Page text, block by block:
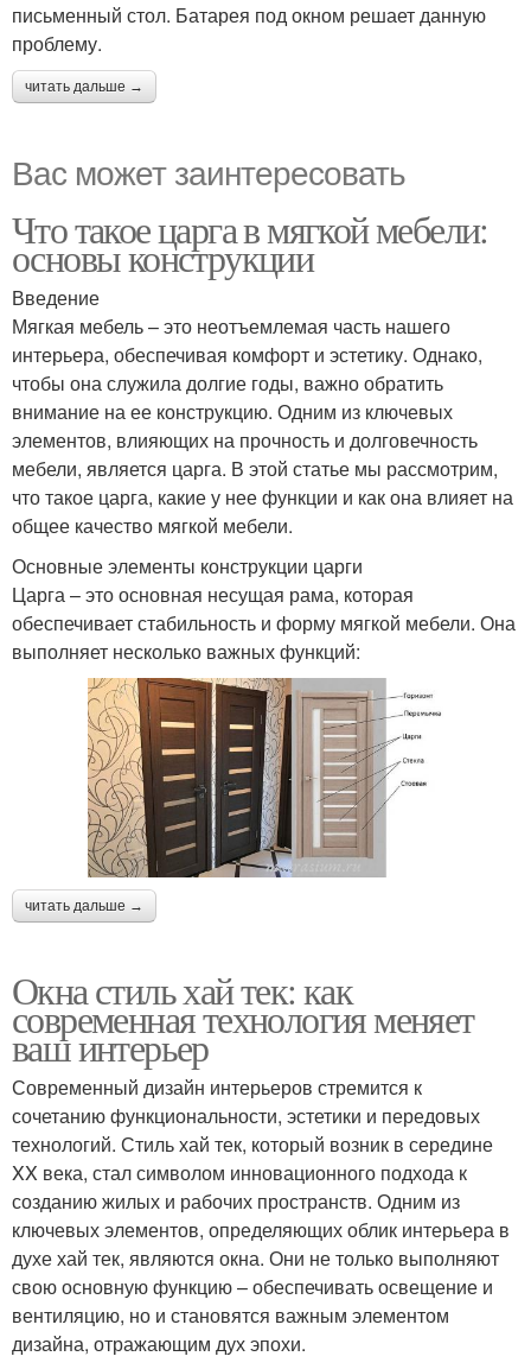
письменный стол. Батарея под окном решает данную
проблему.
читать дальше →
Вас может заинтересовать
Что такое царга в мягкой мебели:
основы конструкции
Введение
Мягкая мебель – это неотъемлемая часть нашего
интерьера, обеспечивая комфорт и эстетику. Однако,
чтобы она служила долгие годы, важно обратить
внимание на ее конструкцию. Одним из ключевых
элементов, влияющих на прочность и долговечность
мебели, является царга. В этой статье мы рассмотрим,
что такое царга, какие у нее функции и как она влияет на
общее качество мягкой мебели.
Основные элементы конструкции царги
Царга – это основная несущая рама, которая
обеспечивает стабильность и форму мягкой мебели. Она
выполняет несколько важных функций:
читать дальше →
Окна стиль хай тек: как
современная технология меняет
ваш интерьер
Современный дизайн интерьеров стремится к
сочетанию функциональности, эстетики и передовых
технологий. Стиль хай тек, который возник в середине
XX века, стал символом инновационного подхода к
созданию жилых и рабочих пространств. Одним из
ключевых элементов, определяющих облик интерьера в
духе хай тек, являются окна. Они не только выполняют
свою основную функцию – обеспечивать освещение и
вентиляцию, но и становятся важным элементом
дизайна, отражающим дух эпохи.